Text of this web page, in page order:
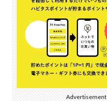
Advertisement